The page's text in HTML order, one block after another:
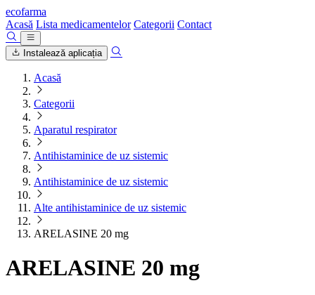
ecofarma
Acasă Lista medicamentelor Categorii Contact
Instalează aplicația
Acasă
Categorii
Aparatul respirator
Antihistaminice de uz sistemic
Antihistaminice de uz sistemic
Alte antihistaminice de uz sistemic
ARELASINE 20 mg
ARELASINE 20 mg